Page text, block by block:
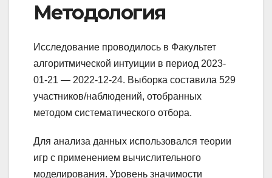
Методология
Исследование проводилось в Факультет
алгоритмической интуиции в период 2023-
01-21 — 2022-12-24. Выборка составила 529
участников/наблюдений, отобранных
методом систематического отбора.
Для анализа данных использовался теории
игр с применением вычислительного
моделирования. Уровень значимости